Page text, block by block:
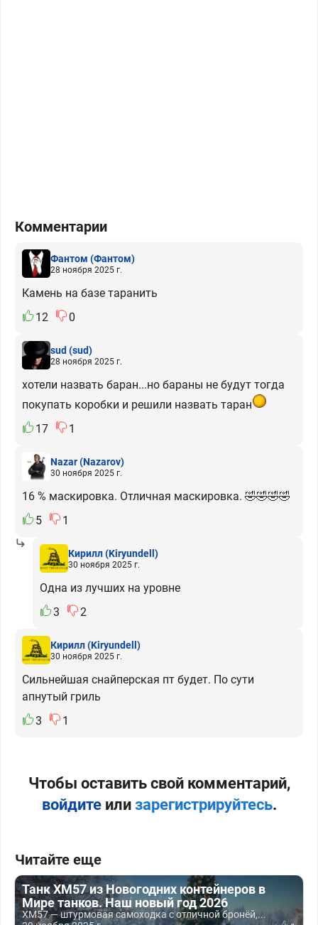
Комментарии
Фантом (Фантом)
28 ноября 2025 г.
Камень на базе таранить
12
0
sud (sud)
28 ноября 2025 г.
хотели назвать баран...но бараны не будут тогда
покупать коробки и решили назвать таран
17
1
Nazar(Nazarov)
30 ноября 2025 г.
16 % маскировка. Отличная маскировка. 🤣🤣🤣🤣
5
1
Кирилл(Kiryundell)
30 ноября 2025 г.
Одна из лучших на уровне
3
2
Кирилл(Kiryundell)
30 ноября 2025 г.
Сильнейшая снайперская пт будет. По сути
апнутый гриль
3
1
Чтобы оставить свой комментарий,
войдитеили зарегистрируйтесь.
Читайте еще
Танк XM57 из Новогодних контейнеров в
Мире танков. Наш новый год 2026
XM57 — штурмовая самоходка с отличной бронёй,...